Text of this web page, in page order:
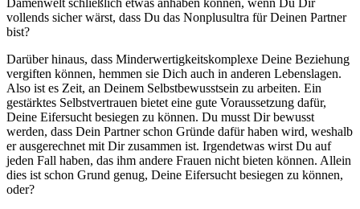
Damenwelt schließlich etwas anhaben können, wenn Du Dir
vollends sicher wärst, dass Du das Nonplusultra für Deinen Partner
bist?
Darüber hinaus, dass Minderwertigkeitskomplexe Deine Beziehung
vergiften können, hemmen sie Dich auch in anderen Lebenslagen.
Also ist es Zeit, an Deinem Selbstbewusstsein zu arbeiten. Ein
gestärktes Selbstvertrauen bietet eine gute Voraussetzung dafür,
Deine Eifersucht besiegen zu können. Du musst Dir bewusst
werden, dass Dein Partner schon Gründe dafür haben wird, weshalb
er ausgerechnet mit Dir zusammen ist. Irgendetwas wirst Du auf
jeden Fall haben, das ihm andere Frauen nicht bieten können. Allein
dies ist schon Grund genug, Deine Eifersucht besiegen zu können,
oder?